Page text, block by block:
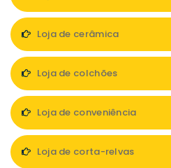
Loja de cerâmica
Loja de colchões
Loja de conveniência
Loja de corta-relvas